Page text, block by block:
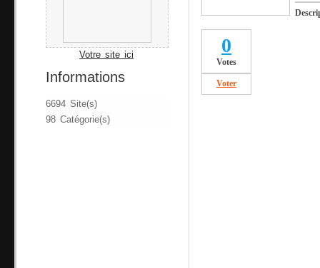
Votre site ici
Informations
6694 Site(s)
98 Catégorie(s)
0
Votes
Voter